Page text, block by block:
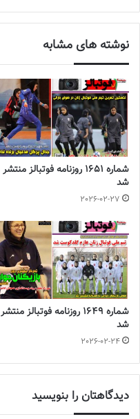
نوشته های مشابه
شماره 1651 روزنامه فوتبالز منتشر
شد
2026-02-27
شماره 1649 روزنامه فوتبالز منتشر
شد
2026-02-24
دیدگاهتان را بنویسید